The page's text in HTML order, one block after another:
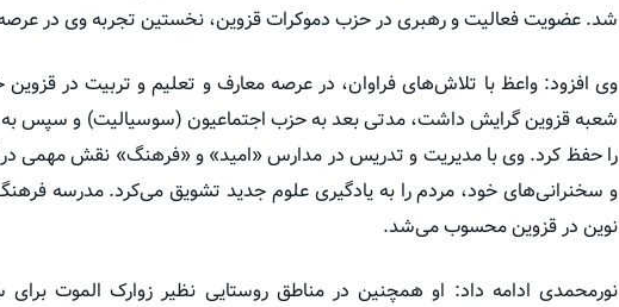
شد. عضویت فعالیت و رهبری در حزب دموکرات قزوین، نخستین تجربه وی در
وی افزود: واعظ با تلاش‌های فراوان، در عرصه معارف و تعلیم و تربیت در قزوین
شعبه قزوین گرایش داشت، مدتی بعد به حزب اجتماعیون (سوسیالیت) و سپس
را حفظ کرد. وی با مدیریت و تدریس در مدارس «امید» و «فرهنگ» نقش مهمی در
و سخنرانی‌های خود، مردم را به یادگیری علوم جدید تشویق می‌کرد. مدرسه
نوین در قزوین محسوب می‌شد.
نورمحمدی ادامه داد: او همچنین در مناطق روستایی نظیر زوارک الموت